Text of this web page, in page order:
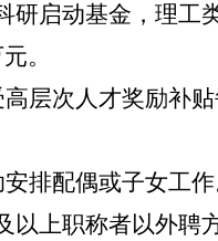
研启动基金，理工
。
高层次人才奖励补贴
安排配偶或子女工
以上职称者以外聘